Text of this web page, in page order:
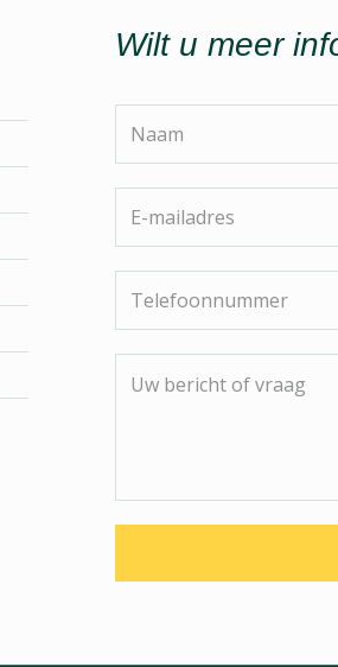
Wilt u meer